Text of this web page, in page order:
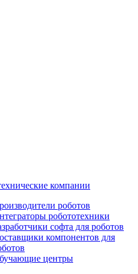
компании
роботов
робототехники
софта для роботов
компонентов для
центры